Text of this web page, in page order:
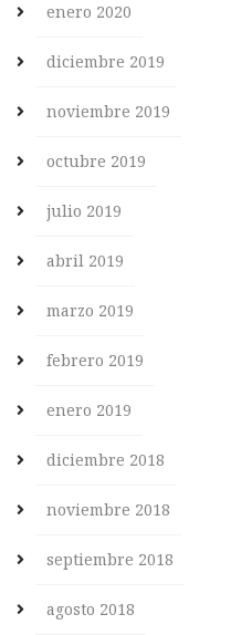
enero 2020
diciembre 2019
noviembre 2019
octubre 2019
julio 2019
abril 2019
marzo 2019
febrero 2019
enero 2019
diciembre 2018
noviembre 2018
septiembre 2018
agosto 2018